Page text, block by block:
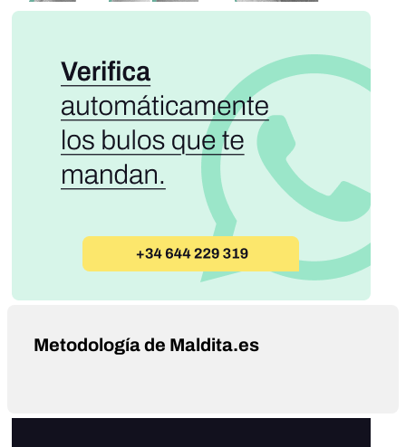
Metodología de Maldita.es